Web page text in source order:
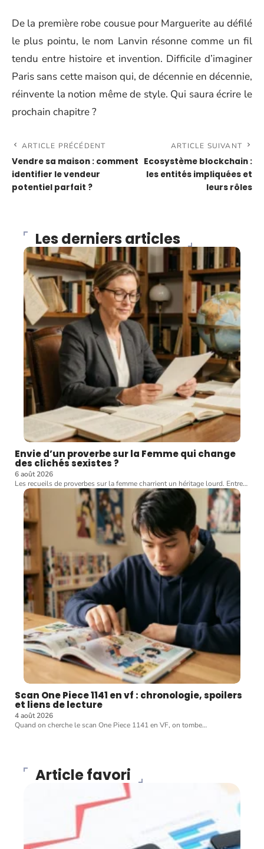
De la première robe cousue pour Marguerite au défilé
le plus pointu, le nom Lanvin résonne comme un fil
tendu entre histoire et invention. Difficile d’imaginer
Paris sans cette maison qui, de décennie en décennie,
réinvente la notion même de style. Qui saura écrire le
prochain chapitre ?
ARTICLE PRÉCÉDENT
Vendre sa maison : comment
identifier le vendeur
potentiel parfait ?
ARTICLE SUIVANT
Ecosystème blockchain :
les entités impliquées et
leurs rôles
Les derniers articles
Envie d’un proverbe sur la Femme qui change
des clichés sexistes ?
6 août 2026
Les recueils de proverbes sur la femme charrient un héritage lourd. Entre…
Scan One Piece 1141 en vf : chronologie, spoilers
et liens de lecture
4 août 2026
Quand on cherche le scan One Piece 1141 en VF, on tombe…
Article favori